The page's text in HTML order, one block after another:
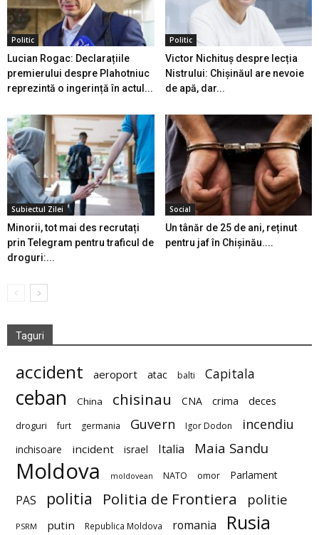
Politic
Lucian Rogac: Declarațiile
premierului despre Plahotniuc
reprezintă o ingerință în actul...
Politic
Victor Nichituș despre lecția
Nistrului: Chișinăul are nevoie
de apă, dar...
Subiectul Zilei
Minorii, tot mai des recrutați
prin Telegram pentru traficul de
droguri:...
Social
Un tânăr de 25 de ani, reținut
pentru jaf în Chișinău....
Taguri
accident aeroport atac balti Capitala
ceban China chisinau CNA crima deces
droguri furt germania Guvern Igor Dodon incendiu
inchisoare incident israel Italia Maia Sandu
Moldova moldovean NATO omor Parlament
PAS politia Politia de Frontiera politie
PSRM putin Republica Moldova romania Rusia